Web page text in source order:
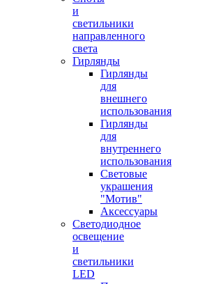
и
светильники
направленного
света
Гирлянды
Гирлянды
для
внешнего
использования
Гирлянды
для
внутреннего
использования
Световые
украшения
"Мотив"
Аксессуары
Светодиодное
освещение
и
светильники
LED